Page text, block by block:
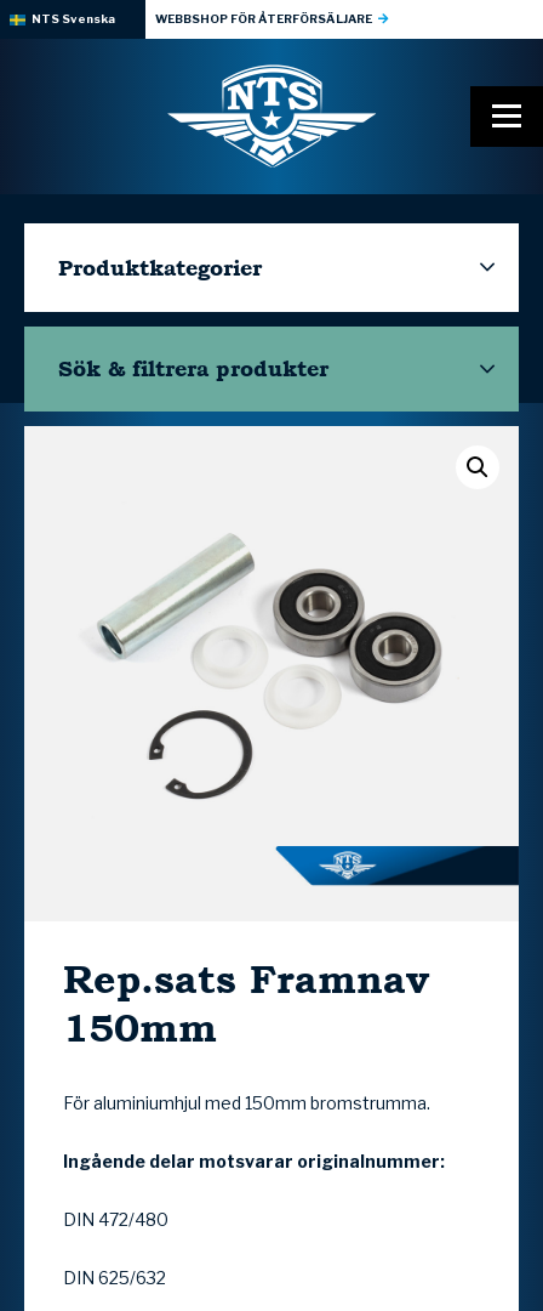
NTS Svenska WEBBSHOP FÖR ÅTERFÖRSÄLJARE
Produktkategorier
Sök & filtrera produkter
Rep.sats Framnav
150mm
För aluminiumhjul med 150mm bromstrumma.
Ingående delar motsvarar originalnummer:
DIN 472/480
DIN 625/632